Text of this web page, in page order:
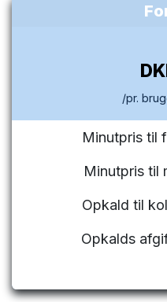
/pr.
Minutpris
Minutpris
Opkald til
Opkalds